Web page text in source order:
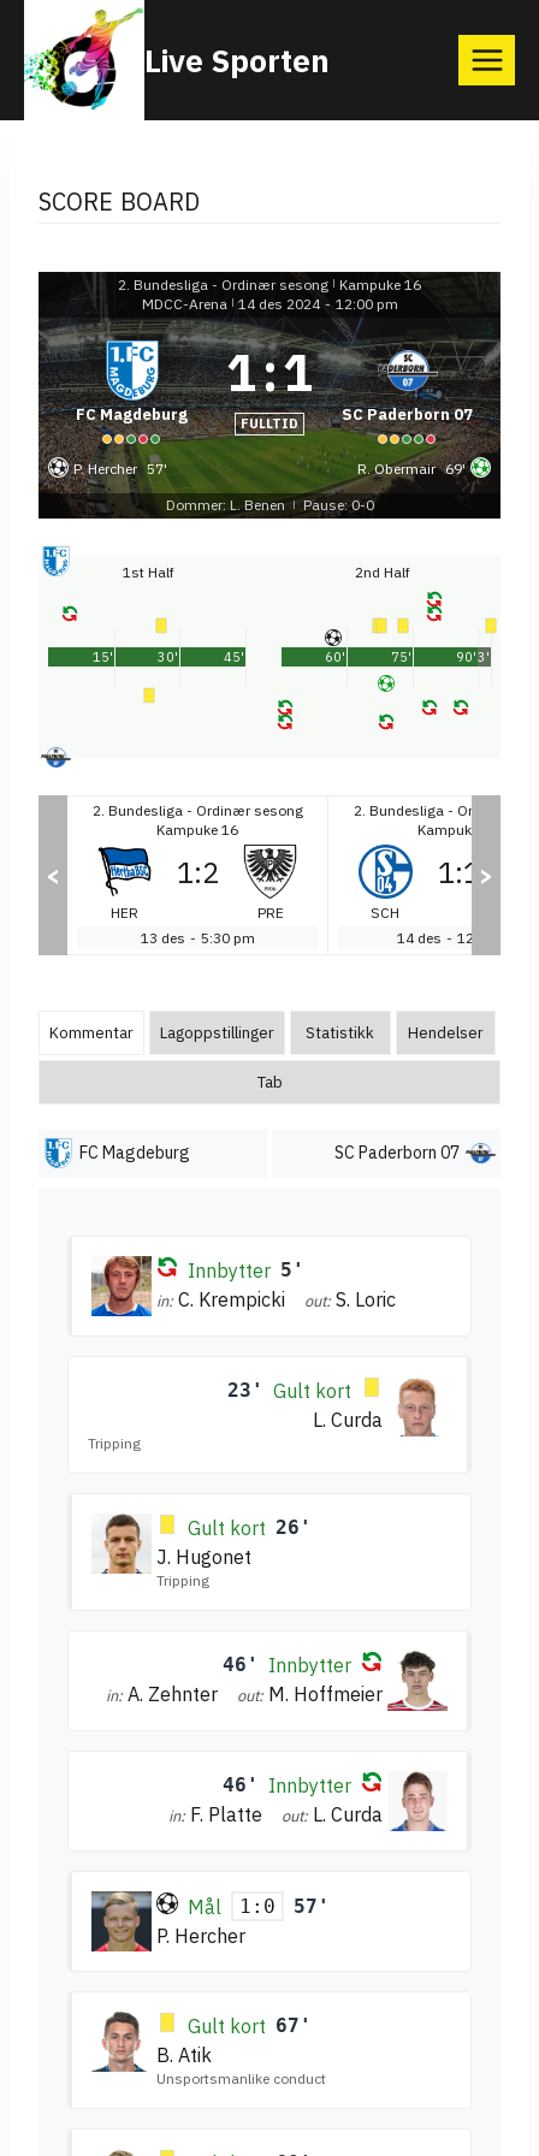
content
Live Sporten
SCORE BOARD
2. Bundesliga - Ordinær sesong | Kampuke 16
MDCC-Arena | 14 des 2024 - 12:00 pm
FC Magdeburg
1:1
FULLTID SC Paderborn 07
P. Hercher 57' R. Obermair 69'
Dommer: L. Benen
| Pause: 0-0
1st Half
45'
15' 30'
2nd Half
90'
60' 75' 3'
2. Bundesliga - Ordinær sesong
Kampuke 16
HER
1:2
PRE
13 des - 5:30 pm
2. Bundesliga - Ordinær
Kampuke 16
SCH
1:1
14 des - 12:00 pm
< >
Kommentar Lagoppstillinger Statistikk Hendelser
Tab
FC Magdeburg SC Paderborn 07
Innbytter 5'
in: C. Krempicki out: S. Loric
23'
Gult kort
L. Curda
Tripping
Gult kort 26'
J. Hugonet
Tripping
46' Innbytter
in: A. Zehnter out: M. Hoffmeier
46' Innbytter
in: F. Platte out: L. Curda
Mål 1:0 57'
P. Hercher
Gult kort 67'
B. Atik
Unsportsmanlike conduct